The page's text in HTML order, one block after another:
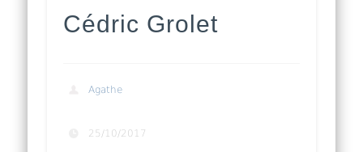
Cédric Grolet
Agathe
25/10/2017